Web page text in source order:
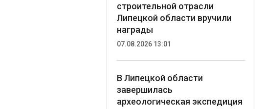
строительной отрасли
Липецкой области вручили
награды
07.08.2026 13:01
В Липецкой области
завершилась
археологическая экспедиция